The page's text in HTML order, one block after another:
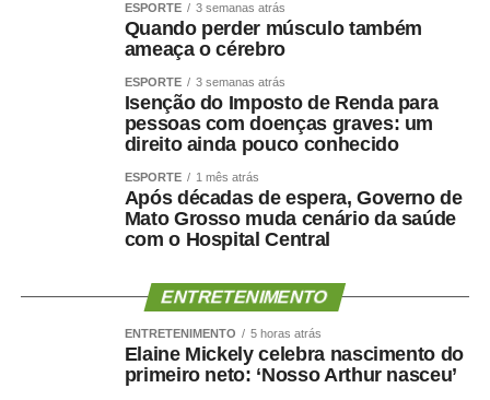
Avanços
Para a presidente da Associação Nacional de Pesquisa
em Financiamento da Educação (Fineduca), professora
Adriana Dragone Silveira, a educação avançou muito no
Brasil com o Fundo de Manutenção e Desenvolvimento
da Educação Básica e de Valorização dos Profissionais
da Educação (Fundeb), criado em 2006. Ela apontou, no
entanto, que é preciso discutir a ampliação do
gasto, sem as limitações impostas pelo teto de gastos.
— Fica aqui a defesa de que é preciso retirar os recursos
da educação de dentro do arcabouço fiscal — registrou
ESPORTE 3 semanas atrás
Quando perder músculo também
ameaça o cérebro
ESPORTE 3 semanas atrás
Isenção do Imposto de Renda para
pessoas com doenças graves: um
direito ainda pouco conhecido
ESPORTE 1 mês atrás
Após décadas de espera, Governo de
Mato Grosso muda cenário da saúde
com o Hospital Central
ENTRETENIMENTO
ENTRETENIMENTO 5 horas atrás
Elaine Mickely celebra nascimento do
primeiro neto: ‘Nosso Arthur nasceu’